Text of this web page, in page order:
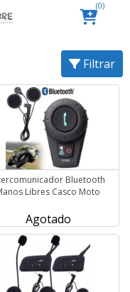
(0)
Filtrar
Bluetooth
Libres Casco Moto
Agotado